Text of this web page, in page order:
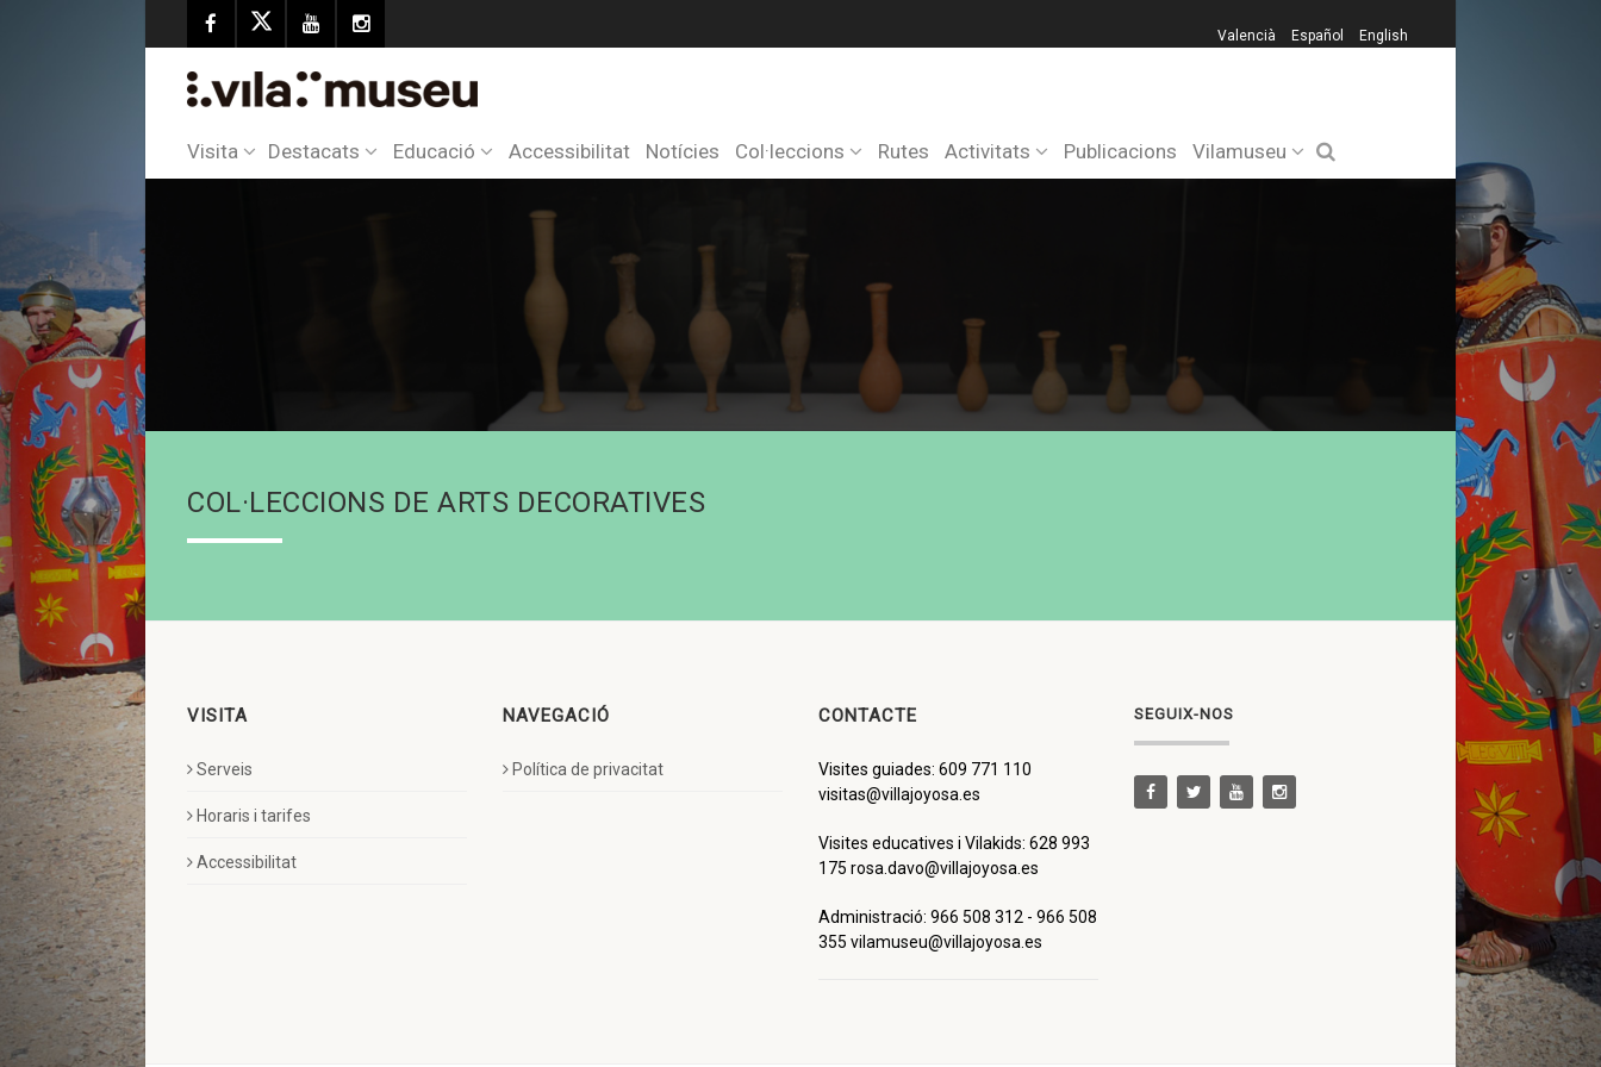
Valencià Español English
Visita Destacats Educació Accessibilitat Notícies Col·leccions Rutes Activitats Publicacions Vilamuseu
COL·LECCIONS DE ARTS DECORATIVES
VISITA
Serveis
Horaris i tarifes
Accessibilitat
NAVEGACIÓ
Política de privacitat
CONTACTE
Visites guiades: 609 771 110
visitas@villajoyosa.es
Visites educatives i Vilakids: 628 993
175 rosa.davo@villajoyosa.es
Administració: 966 508 312 - 966 508
355 vilamuseu@villajoyosa.es
SEGUIX-NOS